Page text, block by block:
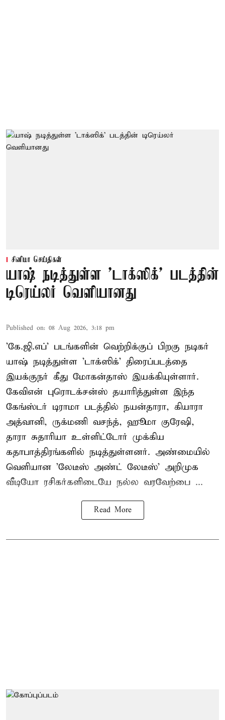
சினிமா செய்திகள்
யாஷ் நடித்துள்ள 'டாக்‌ஸிக்' படத்தின்
டிரெய்லர் வெளியானது
Published on: 08 Aug 2026, 3:18 pm
'கே.ஜி.எப்' படங்களின் வெற்றிக்குப் பிறகு நடிகர்
யாஷ் நடித்துள்ள 'டாக்ஸிக்' திரைப்படத்தை
இயக்குநர் கீது மோகன்தாஸ் இயக்கியுள்ளார்.
கேவிஎன் புரொடக்சன்ஸ் தயாரித்துள்ள இந்த
கேங்ஸ்டர் டிராமா படத்தில் நயன்தாரா, கியாரா
அத்வானி, ருக்மணி வசந்த், ஹூமா குரேஷி,
தாரா சுதாரியா உள்ளிட்டோர் முக்கிய
கதாபாத்திரங்களில் நடித்துள்ளனர். அண்மையில்
வெளியான 'லேடீஸ் அண்ட் லேடீஸ்' அறிமுக
வீடியோ ரசிகர்களிடையே நல்ல வரவேற்பை ...
Read More